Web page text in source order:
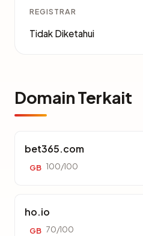
REGISTRAR
Tidak Diketahui
Domain Terkait
bet365.com
GB 100/100
ho.io
GB 70/100